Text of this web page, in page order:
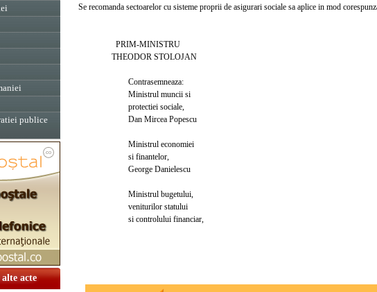
publice
acte
Se recomanda sectoarelor cu sisteme proprii de asigurari sociale sa aplice in mod
PRIM-MINISTRU
THEODOR STOLOJAN
Contrasemneaza:
Ministrul muncii si
protectiei sociale,
Dan Mircea Popescu
Ministrul economiei
si finantelor,
George Danielescu
Ministrul bugetului,
veniturilor statului
si controlului financiar,